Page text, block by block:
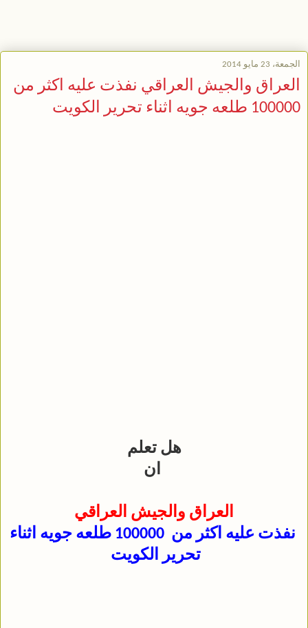
الجمعة، 23 مايو 2014
العراق والجيش العراقي نفذت عليه اكثر من
100000 طلعه جويه اثناء تحرير الكويت
هل تعلم
ان
العراق والجيش العراقي
نفذت عليه اكثر من 100000 طلعه جويه اثناء
تحرير الكويت